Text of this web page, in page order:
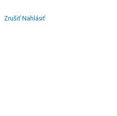
ZrušiťNahlásiť